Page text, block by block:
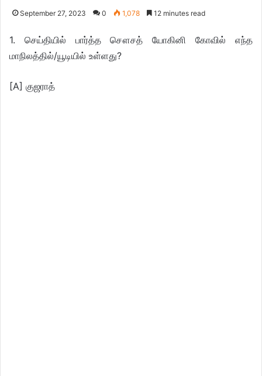
September 27, 2023 0 1,078 12 minutes read
1. செய்தியில் பார்த்த சௌசத் யோகினி கோவில் எந்த
மாநிலத்தில்/யூடியில் உள்ளது?
[A] குஜராத்